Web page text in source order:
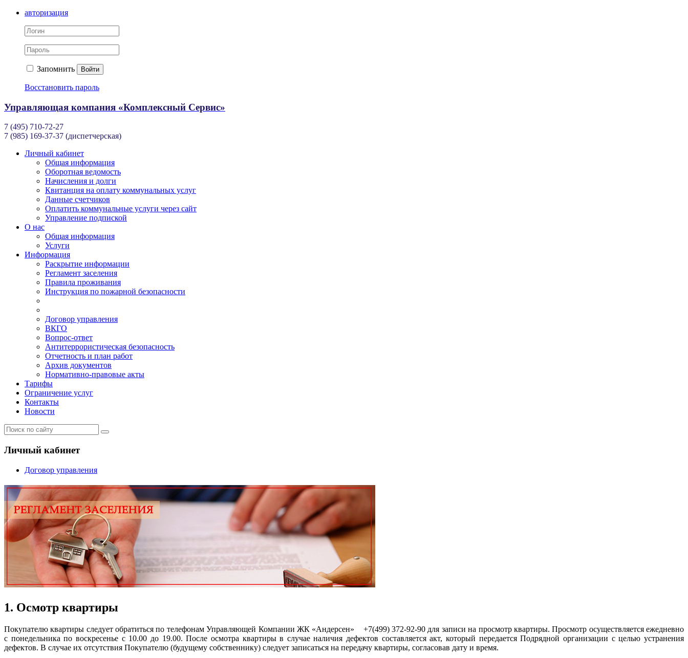
авторизация
Запомнить Войти
Восстановить пароль
Управляющая компания «Комплексный Сервис»
7 (495) 710-72-27
7 (985) 169-37-37 (диспетчерская)
Личный кабинет
Общая информация
Оборотная ведомость
Начисления и долги
Квитанция на оплату коммунальных услуг
Данные счетчиков
Оплатить коммунальные услуги через сайт
Управление подпиской
О нас
Общая информация
Услуги
Информация
Раскрытие информации
Регламент заселения
Правила проживания
Инструкция по пожарной безопасности
Договор управления
ВКГО
Вопрос-ответ
Антитеррористическая безопасность
Отчетность и план работ
Архив документов
Нормативно-правовые акты
Тарифы
Ограничение услуг
Контакты
Новости
Личный кабинет
Договор управления
1. Осмотр квартиры
Покупателю квартиры следует обратиться по телефонам Управляющей Компании ЖК «Андерсен» +7(499) 372-92-90 для записи на просмотр квартиры. Просмотр осуществляется ежедневно
с понедельника по воскресенье с 10.00 до 19.00. После осмотра квартиры в случае наличия дефектов составляется акт, который передается Подрядной организации с целью устранения
дефектов. В случае их отсутствия Покупателю (будущему собственнику) следует записаться на передачу квартиры, согласовав дату и время.